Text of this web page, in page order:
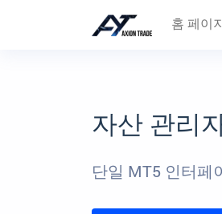
홈 페이지
자산 관리
단일 MT5 인터페